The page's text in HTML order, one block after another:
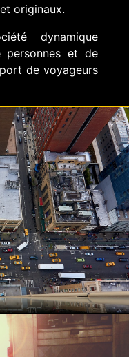
originaux.
dynamique
personnes et de
de voyageurs